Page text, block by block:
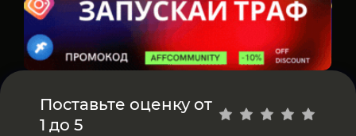
Поставьте оценку от
1 до 5